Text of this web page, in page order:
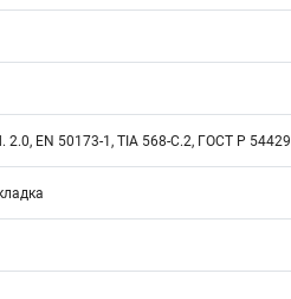
2.0, EN 50173-1, TIA 568-C.2, ГОСТ Р 54429